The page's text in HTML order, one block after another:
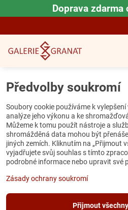
Doprava zdarma
Předvolby soukromí
Soubory cookie používáme k
analýze jeho výkonu a ke
Můžeme k tomu použít nástroje a
shromážděná data mohou být
jiných zemích. Kliknutím na „Přijmout
vyjadřujete svůj souhlas s tímto
podrobné informace nebo upravit své
Zásady ochrany soukromí
Přijmout